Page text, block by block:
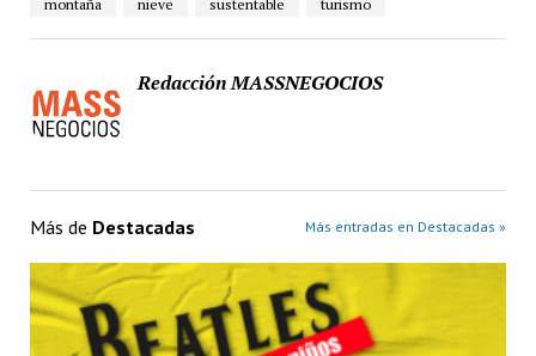
montaña nieve sustentable turismo
Redacción MASSNEGOCIOS
Más de Destacadas Más entradas en Destacadas »